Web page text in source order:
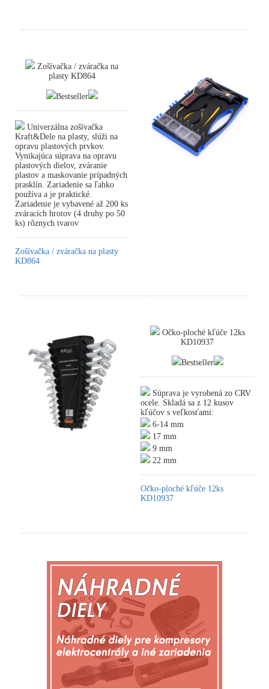
Zošívačka / zváračka na
plasty KD864
Bestseller
Univerzálna zošívačka
Kraft&Dele na plasty, slúži na
opravu plastových prvkov.
Vynikajúca súprava na opravu
plastových dielov, zváranie
plastov a maskovanie prípadných
prasklín. Zariadenie sa ľahko
používa a je praktické.
Zariadenie je vybavené až 200 ks
zváracích hrotov (4 druhy po 50
ks) rôznych tvarov
Zošívačka / zváračka na plasty
KD864
Očko-ploché kľúče 12ks
KD10937
Bestseller
Súprava je vyrobená zo CRV
ocele. Skladá sa z 12 kusov
kľúčov s veľkosťami:
6-14 mm
17 mm
9 mm
22 mm
Očko-ploché kľúče 12ks
KD10937